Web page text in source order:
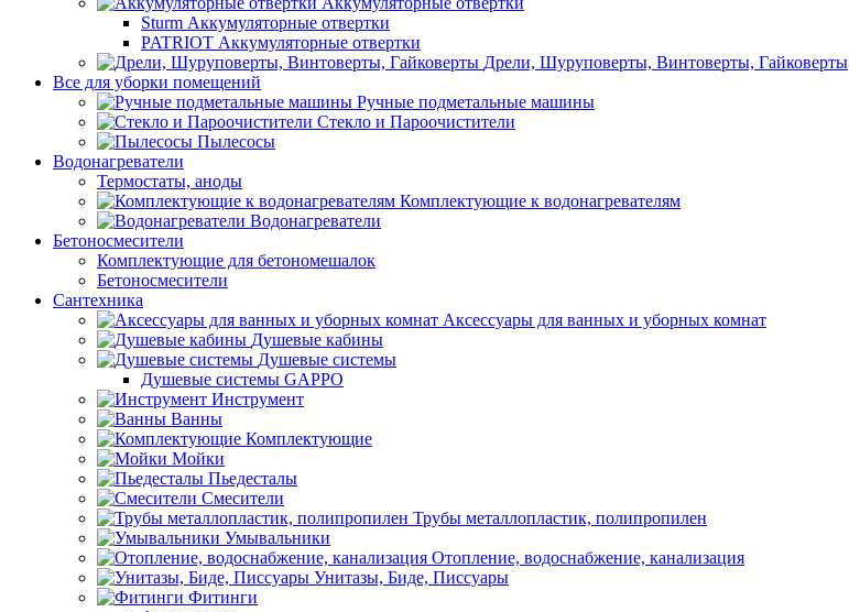
Sturm Аккумуляторные отвертки
PATRIOT Аккумуляторные отвертки
Дрели, Шуруповерты, Винтоверты, Гайковерты
Все для уборки помещений
Ручные подметальные машины
Стекло и Пароочистители
Пылесосы
Водонагреватели
Термостаты, аноды
Комплектующие к водонагревателям
Водонагреватели
Бетоносмесители
Комплектующие для бетономешалок
Бетоносмесители
Сантехника
Аксессуары для ванных и уборных комнат
Душевые кабины
Душевые системы
Душевые системы GAPPO
Инструмент
Ванны
Комплектующие
Мойки
Пьедесталы
Смесители
Трубы металлопластик, полипропилен
Умывальники
Отопление, водоснабжение, канализация
Унитазы, Биде, Писсуары
Фитинги